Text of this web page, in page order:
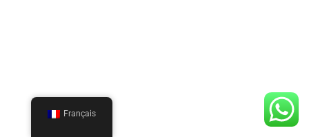
Français